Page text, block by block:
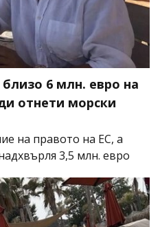
6 млн. евро на
отнети морски
на правото на ЕС, а
3,5 млн. евро